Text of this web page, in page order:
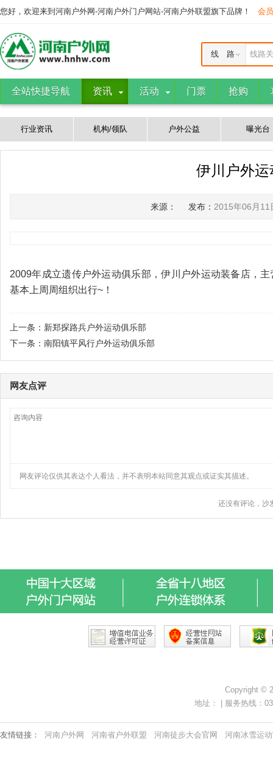
您好，欢迎来到河南户外网-河南户外门户网站-河南户外联盟旗下品牌！ 会
线路
线 路
全站快捷导航 资讯 活动 门票 抢购
行业资讯 机构/领队 户外公益 曝光台
伊川户外
来源： 发布： 2015年06月11
2009年成立遗传户外运动俱乐部，伊川户外运动装备店，
基本上周周组织出行~！
上一条： 新郑探路兵户外运动俱乐部
下一条： 南阳镇平风行户外运动俱乐部
Copyright ©
地址： | 服务热线：
友情链接： 河南户外网 河南省户外联盟 河南徒步大会官网 河南冰雪运